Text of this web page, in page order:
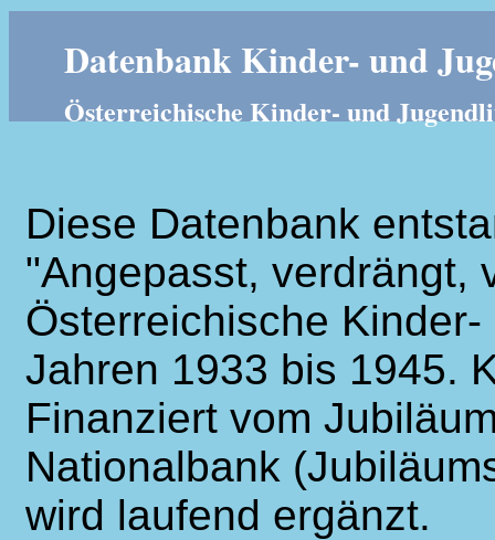
Datenbank Kinder- und
Österreichische Kinder- und
Diese Datenbank
"Angepasst, verdrängt,
Österreichische
Jahren 1933 bis 1945.
Finanziert vom
Nationalbank
wird laufend ergänzt.